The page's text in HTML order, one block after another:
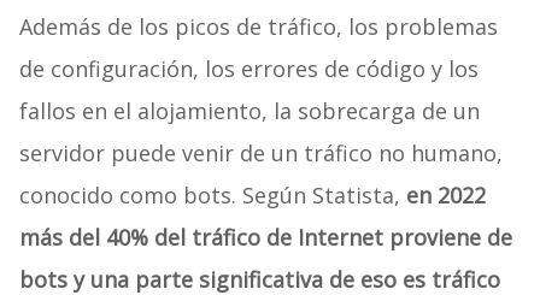
Además de los picos de tráfico, los problemas
de configuración, los errores de código y los
fallos en el alojamiento, la sobrecarga de un
servidor puede venir de un tráfico no humano,
conocido como bots. Según Statista, en 2022
más del 40% del tráfico de Internet proviene de
bots y una parte significativa de eso es tráfico